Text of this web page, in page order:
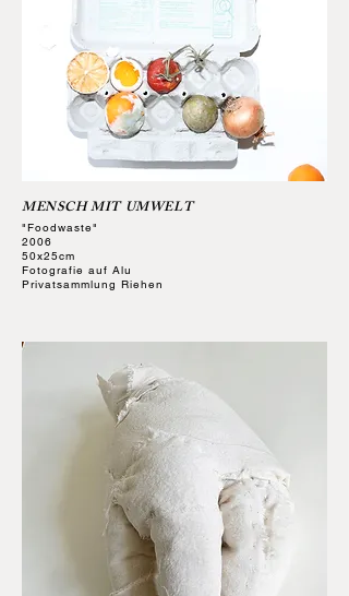
MENSCH MIT UMWELT
"Foodwaste"
2006
50x25cm
Fotografie auf Alu
Privatsammlung Riehen